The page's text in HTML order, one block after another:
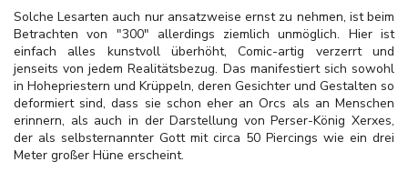
Solche Lesarten auch nur ansatzweise ernst zu nehmen, ist beim
Betrachten von "300" allerdings ziemlich unmöglich. Hier ist
einfach alles kunstvoll überhöht, Comic-artig verzerrt und
jenseits von jedem Realitätsbezug. Das manifestiert sich sowohl
in Hohepriestern und Krüppeln, deren Gesichter und Gestalten so
deformiert sind, dass sie schon eher an Orcs als an Menschen
erinnern, als auch in der Darstellung von Perser-König Xerxes,
der als selbsternannter Gott mit circa 50 Piercings wie ein drei
Meter großer Hüne erscheint.